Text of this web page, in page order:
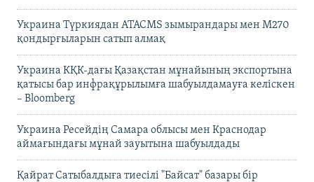
Украина Түркиядан ATACMS зымырандары мен M270
қондырғыларын сатып алмақ
Украина КҚК-дағы Қазақстан мұнайының экспортына
қатысы бар инфрақұрылымға шабуылдамауға келіскен
– Bloomberg
Украина Ресейдің Самара облысы мен Краснодар
аймағындағы мұнай зауытына шабуылдады
Қайрат Сатыбалдыға тиесілі "Байсат" базары бір